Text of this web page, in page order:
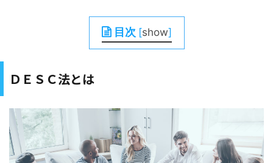
目次 [show]
ＤＥＳＣ法とは